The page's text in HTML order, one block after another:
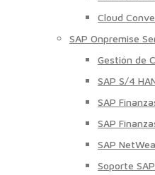
Cloud
SAP Onpremise
Gestión de
SAP S/4
SAP
SAP
SAP
Soporte SAP